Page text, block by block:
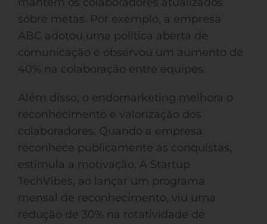
sobre metas. Por exemplo, a empresa
ABC adotou uma política aberta de
comunicação e observou um aumento de
40% na colaboração entre equipes.
Além disso, o endomarketing melhora o
reconhecimento e valorização dos
colaboradores. Quando a empresa
reconhece publicamente as conquistas,
estimula a motivação. A Startup
TechVibes, ao lançar um programa
mensal de reconhecimento, viu uma
redução de 30% na rotatividade de